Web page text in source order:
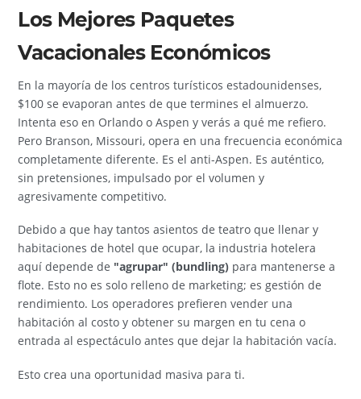
Los Mejores Paquetes
Vacacionales Económicos
En la mayoría de los centros turísticos estadounidenses,
$100 se evaporan antes de que termines el almuerzo.
Intenta eso en Orlando o Aspen y verás a qué me refiero.
Pero Branson, Missouri, opera en una frecuencia económica
completamente diferente. Es el anti-Aspen. Es auténtico,
sin pretensiones, impulsado por el volumen y
agresivamente competitivo.
Debido a que hay tantos asientos de teatro que llenar y
habitaciones de hotel que ocupar, la industria hotelera
aquí depende de "agrupar" (bundling) para mantenerse a
flote. Esto no es solo relleno de marketing; es gestión de
rendimiento. Los operadores prefieren vender una
habitación al costo y obtener su margen en tu cena o
entrada al espectáculo antes que dejar la habitación vacía.
Esto crea una oportunidad masiva para ti.